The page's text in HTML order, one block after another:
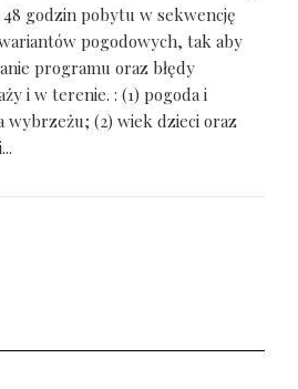
godzin pobytu w sekwencję
pogodowych, tak aby
programu oraz błędy
i w terenie. : (1) pogoda i
wybrzeżu; (2) wiek dzieci oraz